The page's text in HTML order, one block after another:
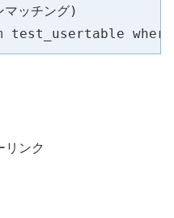
ッチング)
test_usertable
リンク